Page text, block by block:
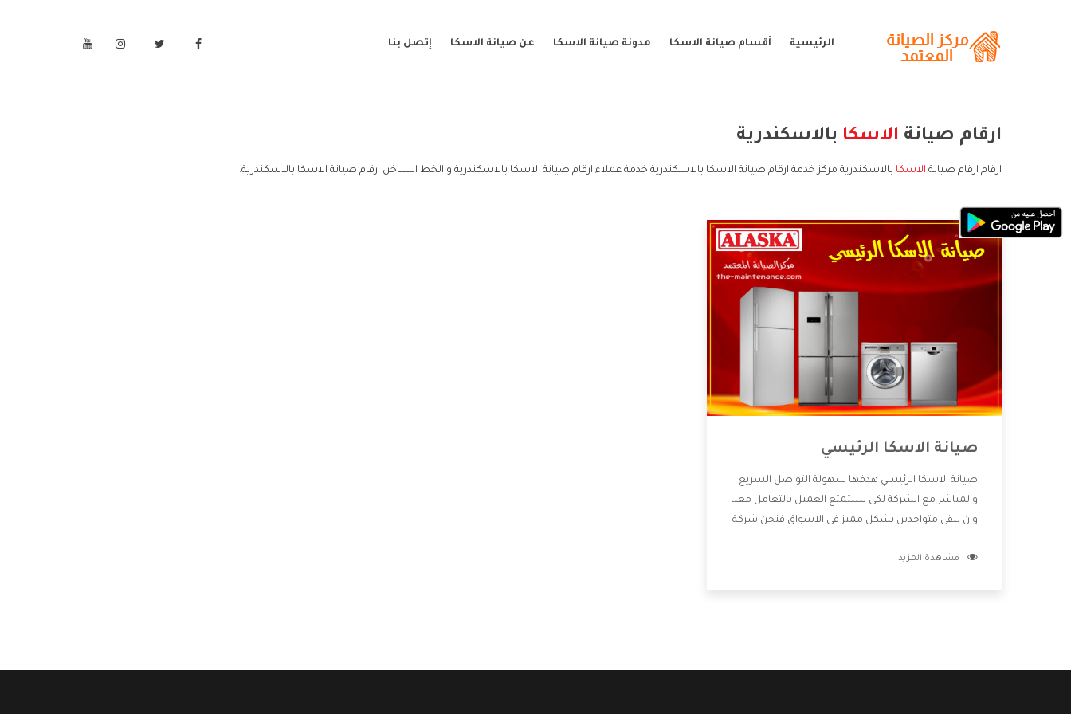
الرئيسية أقسام صيانة الاسكا مدونة صيانة الاسكا عن صيانة الاسكا إتصل بنا
ارقام صيانة الاسكا بالاسكندرية
ارقام ارقام صيانة الاسكا بالاسكندرية مركز خدمة ارقام صيانة الاسكا بالاسكندرية خدمة عملاء ارقام صيانة الاسكا بالاسكندرية و الخط الساخن ارقام صيانة الاسكا بالاسكندرية.
صيانة الاسكا الرئيسي
صيانة الاسكا الرئيسي هدفها سهولة التواصل السريع
والمباشر مع الشركة لكى يستمتع العميل بالتعامل معنا
وان نبقى متواجدين بشكل مميز فى الاسواق فنحن شركة
بالخدمات التى تنفرد الشركة بها والتى تكون منها خدمة
مشاهدة المزيد